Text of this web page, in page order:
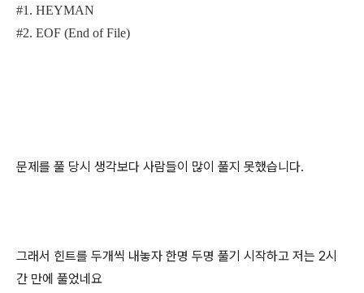
#1. HEYMAN
#2. EOF (End of File)
문제를 풀 당시 생각보다 사람들이 많이 풀지 못했습니다.
그래서 힌트를 두개씩 내놓자 한명 두명 풀기 시작하고 저는 2시
간 만에 풀었네요